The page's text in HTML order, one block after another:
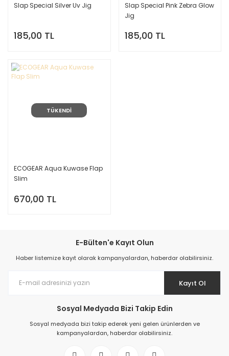
Slap Special Silver Uv Jig
185,00 TL
Slap Special Pink Zebra Glow
Jig
185,00 TL
TÜKENDİ
ECOGEAR Aqua Kuwase Flap
Slim
670,00 TL
E-Bülten'e Kayıt Olun
Haber listemize kayıt olarak kampanyalardan, haberdar olabilirsiniz.
Kayıt Ol
Sosyal Medyada Bizi Takip Edin
Sosyal medyada bizi takip ederek yeni gelen ürünlerden ve
kampanyalardan, haberdar olabilirsiniz.